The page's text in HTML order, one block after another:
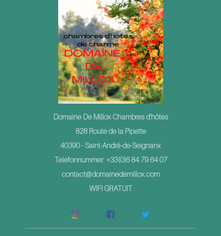
Domaine De Millox Chambres d'hôtes
828 Route de la Pipette
40390 - Saint-André-de-Seignanx
Telefonnummer: +33(0)6 84 79 64 07
contact@domainedemillox.com
WIFI GRATUIT